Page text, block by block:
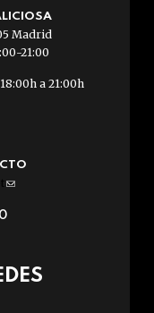
Madrid
21:00
a 21:00h
(link
e-